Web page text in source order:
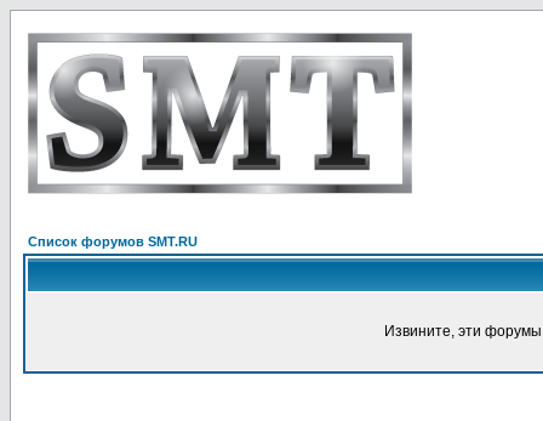
Список форумов SMT.RU
Извините, эти